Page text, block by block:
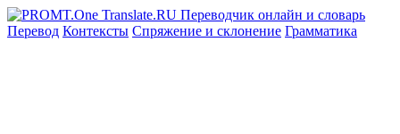
Перевод Контексты Спряжение и склонение Грамматика